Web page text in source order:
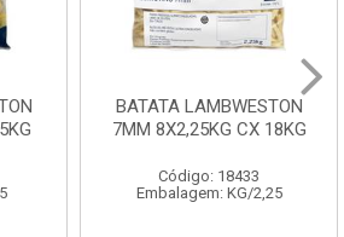
BATATA LAMBWESTON
7MM 8X2,25KG CX 18KG
Código: 18433
Embalagem: KG/2,25